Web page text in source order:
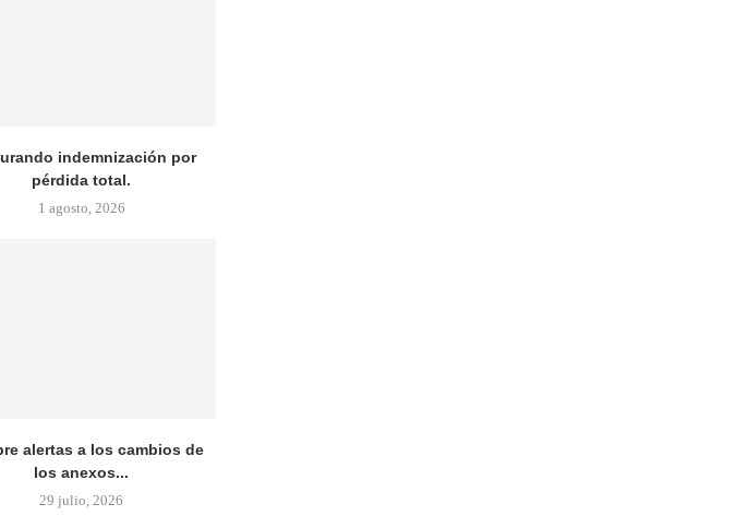
indemnización por
pérdida total.
1 agosto, 2026
alertas a los cambios de
los anexos...
29 julio, 2026